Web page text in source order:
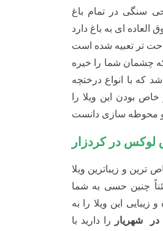
چشمان شما را خیره
انواع درختچه های
ویلا را مدیون این
و زیباترین ویلا
این ویلا را به شما
را دارید با بازدید از
تصمیم در
هستند تا با دادن
شما را در انتخاب